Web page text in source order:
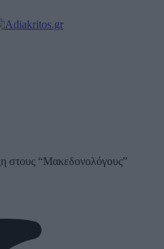
στους “Μακεδονολόγους”